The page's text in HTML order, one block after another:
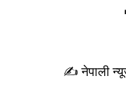
✍ नेपाली